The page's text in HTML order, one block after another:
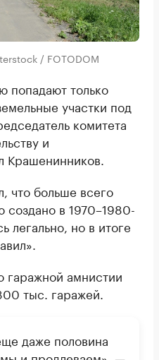
/ FOTODOM
попадают только
участки под
комитета
и
Крашенинников.
что больше всего
в 1970–1980-
легально, но в итоге
гаражной амнистии
тыс. гаражей.
даже половина